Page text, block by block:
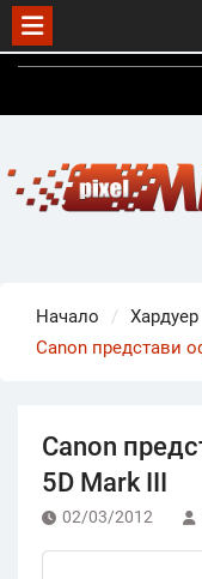
Skip
Начало Хардуер
Canon представи
Canon
5D Mark III
02/03/2012